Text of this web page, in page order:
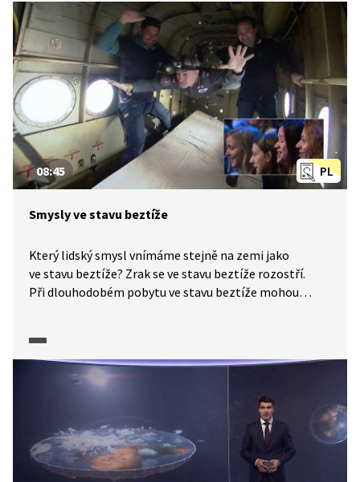
PL
08:45
Smysly ve stavu beztíže
Který lidský smysl vnímáme stejně na zemi jako
ve stavu beztíže? Zrak se ve stavu beztíže rozostří.
Při dlouhodobém pobytu ve stavu beztíže mohou
stav beztíže, nám v pořadu Tajemství těla ukáží herci
Petr Vacek a Martin Dejdar.